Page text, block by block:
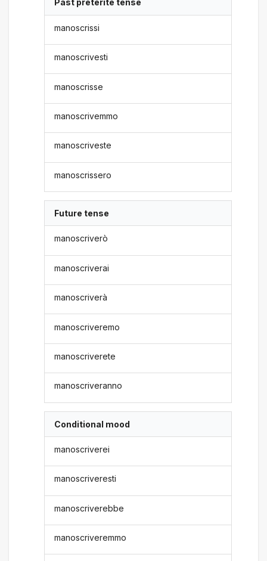
Past preterite tense
manoscrissi
manoscrivesti
manoscrisse
manoscrivemmo
manoscriveste
manoscrissero
Future tense
manoscriverò
manoscriverai
manoscriverà
manoscriveremo
manoscriverete
manoscriveranno
Conditional mood
manoscriverei
manoscriveresti
manoscriverebbe
manoscriveremmo